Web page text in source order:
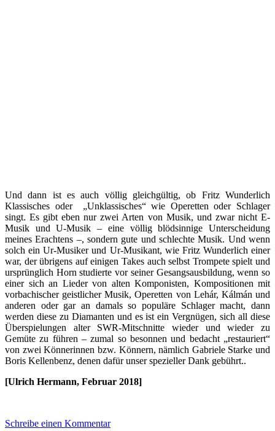
Und dann ist es auch völlig gleichgültig, ob Fritz Wunderlich
Klassisches oder „Unklassisches“ wie Operetten oder Schlager
singt. Es gibt eben nur zwei Arten von Musik, und zwar nicht E-
Musik und U-Musik – eine völlig blödsinnige Unterscheidung
meines Erachtens –, sondern gute und schlechte Musik. Und wenn
solch ein Ur-Musiker und Ur-Musikant, wie Fritz Wunderlich einer
war, der übrigens auf einigen Takes auch selbst Trompete spielt und
ursprünglich Horn studierte vor seiner Gesangsausbildung, wenn so
einer sich an Lieder von alten Komponisten, Kompositionen mit
vorbachischer geistlicher Musik, Operetten von Lehár, Kálmán und
anderen oder gar an damals so populäre Schlager macht, dann
werden diese zu Diamanten und es ist ein Vergnügen, sich all diese
Überspielungen alter SWR-Mitschnitte wieder und wieder zu
Gemüte zu führen – zumal so besonnen und bedacht „restauriert“
von zwei Könnerinnen bzw. Könnern, nämlich Gabriele Starke und
Boris Kellenbenz, denen dafür unser spezieller Dank gebührt..
[Ulrich Hermann, Februar 2018]
Schreibe einen Kommentar